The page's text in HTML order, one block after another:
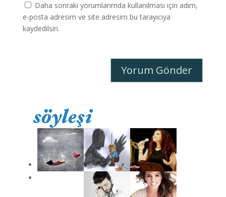
Daha sonraki yorumlarımda kullanılması için adım,
e-posta adresim ve site adresim bu tarayıcıya
kaydedilsin.